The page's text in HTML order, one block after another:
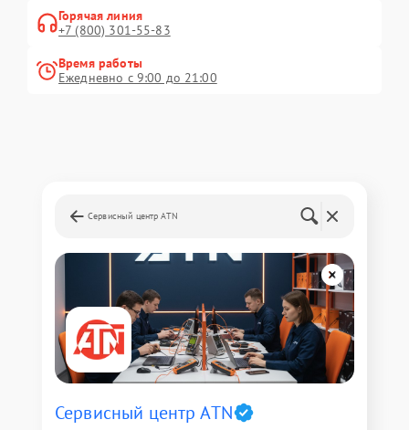
Горячая линия
+7 (800) 301-55-83
Время работы
Ежедневно с 9:00 до 21:00
Сервисный центр ATN
Сервисный центр ATN